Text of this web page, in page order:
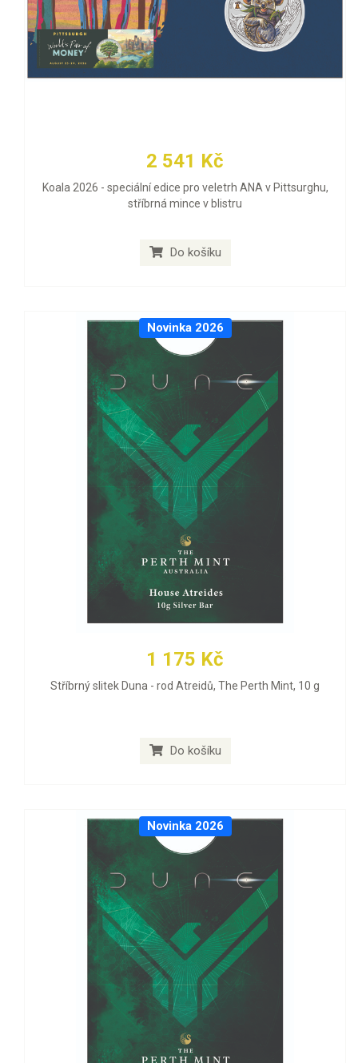
2 541 Kč
Koala 2026 - speciální edice pro veletrh ANA v Pittsurghu,
stříbrná mince v blistru
Do košíku
Novinka 2026
1 175 Kč
Stříbrný slitek Duna - rod Atreidů, The Perth Mint, 10 g
Do košíku
Novinka 2026